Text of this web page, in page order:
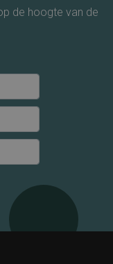
de hoogte van de